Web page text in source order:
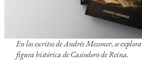
En los escritos de Andrés Messmer, se
figura histórica de Casiodoro de Reina.